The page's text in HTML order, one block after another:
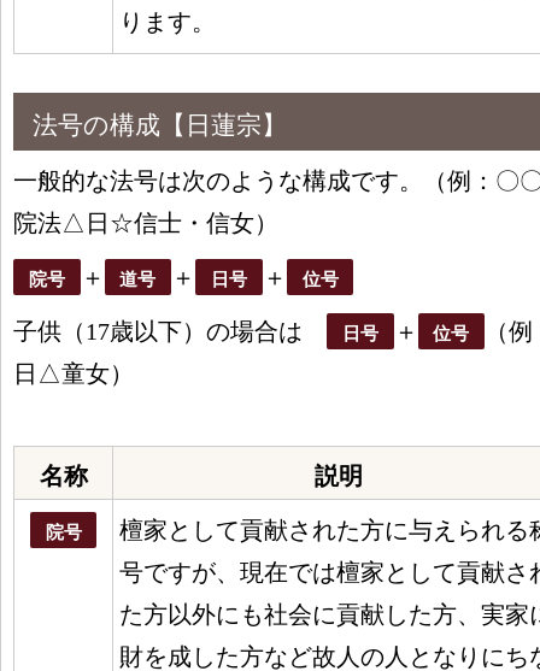
ります。
法号の構成【日蓮宗】
一般的な法号は次のような構成です。（例：〇
院法△日☆信士・信女）
院号 ＋ 道号 ＋ 日号 ＋ 位号
子供（17歳以下）の場合は 日号 ＋ 位号
（
日△童女）
名称 説明
院号
檀家として貢献された方に与えられる
号ですが、現在では檀家として貢献さ
た方以外にも社会に貢献した方、実家
財を成した方など故人の人となりにち